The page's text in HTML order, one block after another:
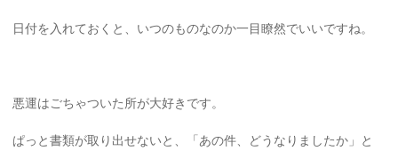
日付を入れておくと、いつのものなのか一目瞭然でいいですね。
悪運はごちゃついた所が大好きです。
ぱっと書類が取り出せないと、「あの件、どうなりましたか」と